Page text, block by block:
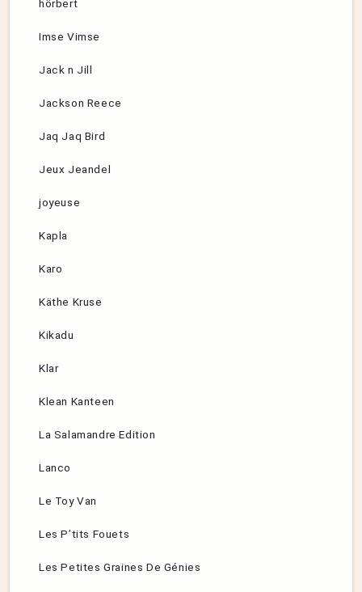
hörbert
Imse Vimse
Jack n Jill
Jackson Reece
Jaq Jaq Bird
Jeux Jeandel
joyeuse
Kapla
Karo
Käthe Kruse
Kikadu
Klar
Klean Kanteen
La Salamandre Edition
Lanco
Le Toy Van
Les P’tits Fouets
Les Petites Graines De Génies